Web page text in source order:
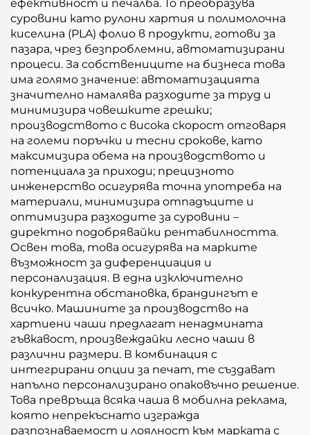
ефективност и печалба. То преобразува
суровини като рулони хартия и полимолочна
киселина (PLA) фолио в продукти, готови за
пазара, чрез безпроблемни, автоматизирани
процеси. За собствениците на бизнеса това
има голямо значение: автоматизацията
значително намалява разходите за труд и
минимизира човешките грешки;
производството с висока скорост отговаря
на големи поръчки и тесни срокове, като
максимизира обема на производството и
потенциала за приходи; прецизното
инженерство осигурява точна употреба на
материали, минимизира отпадъците и
оптимизира разходите за суровини –
директно подобрявайки рентабилността.
Освен това, това осигурява на марките
възможност за диференциация и
персонализация. В една изключително
конкурентна обстановка, брандингът е
всичко. Машините за производство на
хартиени чаши предлагат ненадмината
гъвкавост, произвеждайки лесно чаши в
различни размери. В комбинация с
интегрирани опции за печат, те създават
напълно персонализирано опаковъчно решение.
Това превръща всяка чаша в мобилна реклама,
която непрекъснато изгражда
разпознаваемост и лоялност към марката с